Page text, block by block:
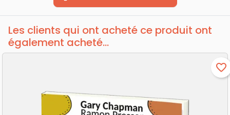
Les clients qui ont acheté ce produit ont
également acheté...
favorite_border